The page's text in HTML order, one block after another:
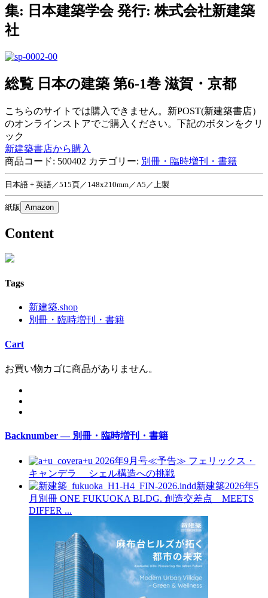
集: 日本建築学会 発行: 株式会社新建築
社
総覧 日本の建築 第6-1巻 滋賀・京都
こちらのサイトでは購入できません。新POST(新建築書店）
のオンラインストアでご購入ください。下記のボタンをクリ
ック
新建築書店から購入
商品コード: 500402 カテゴリー: 別冊・臨時増刊・書籍
日本語 + 英語／515頁／148x210mm／A5／上製
紙版 Amazon
Content
Tags
新建築.shop
別冊・臨時増刊・書籍
Cart
お買い物カゴに商品がありません。
Backnumber — 別冊・臨時増刊・書籍
a+u 2026年9月号≪予告≫ フェリックス・
キャンデラ シェル構造への挑戦
新建築2026年5
月別冊 ONE FUKUOKA BLDG. 創造交差点 MEETS
DIFFER ...